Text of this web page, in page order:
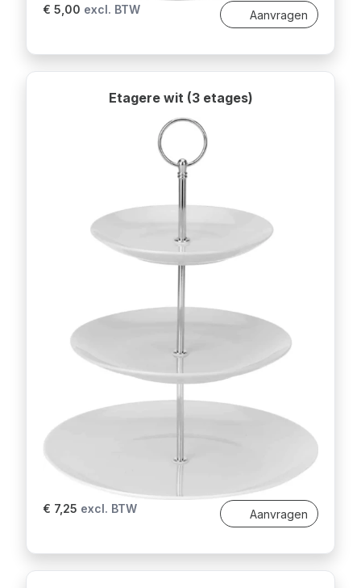
€ 5,00 excl. BTW Aanvragen
Etagere wit (3 etages)
€ 7,25 excl. BTW Aanvragen